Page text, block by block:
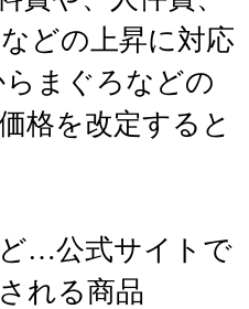
どの上昇に対応
まぐろなどの
格を改定すると
ど…公式サイトで
れる商品